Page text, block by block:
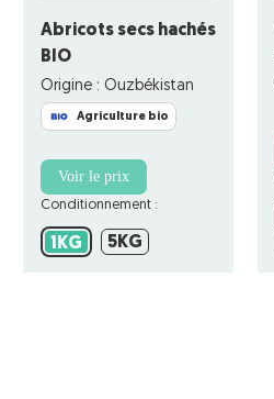
Abricots secs hachés
BIO
Origine : Ouzbékistan
Agriculture bio
Voir le prix
Conditionnement :
1KG 1KG5KG